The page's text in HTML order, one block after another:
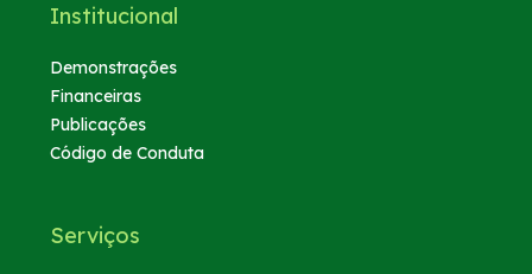
Institucional
Demonstrações
Financeiras
Publicações
Código de Conduta
Serviços